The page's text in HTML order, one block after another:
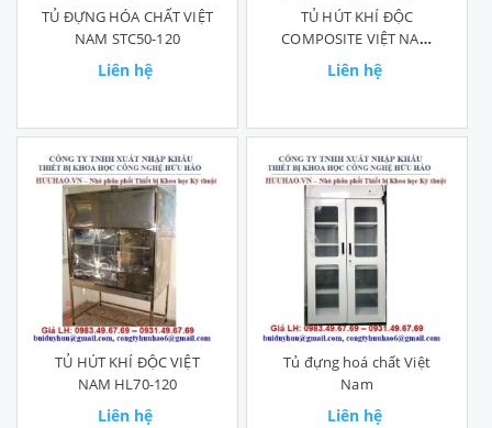
TỦ ĐỰNG HÓA CHẤT VIỆT
NAM STC50-120
Liên hệ
TỦ HÚT KHÍ ĐỘC
COMPOSITE VIỆT NAM
HL80-130
Liên hệ
TỦ HÚT KHÍ ĐỘC VIỆT
NAM HL70-120
Liên hệ
Tủ đựng hoá chất Việt
Nam
Liên hệ